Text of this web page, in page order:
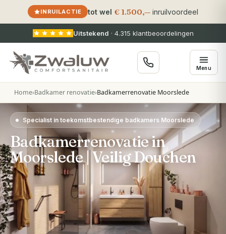
INRUILACTIE tot wel € 1.500,— inruilvoordeel
Uitstekend · 4.315 klantbeoordelingen
Menu
Home›Badkamer renovatie›Badkamerrenovatie Moorslede
Specialist in toekomstbestendige badkamers Moorslede
Badkamerrenovatie in
Moorslede | Veilig Douchen